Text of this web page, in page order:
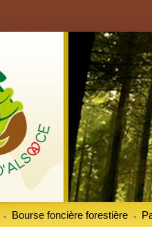
Bourse foncière forestière
- -